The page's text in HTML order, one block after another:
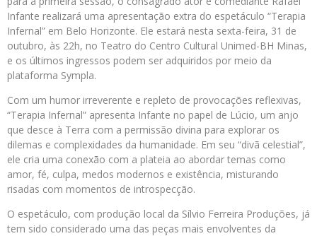
Infante realizará uma apresentação extra do espetáculo “Terapia
Infernal” em Belo Horizonte. Ele estará nesta sexta-feira, 31 de
outubro, às 22h, no Teatro do Centro Cultural Unimed-BH Minas,
e os últimos ingressos podem ser adquiridos por meio da
plataforma Sympla.
Com um humor irreverente e repleto de provocações reflexivas,
“Terapia Infernal” apresenta Infante no papel de Lúcio, um anjo
que desce à Terra com a permissão divina para explorar os
dilemas e complexidades da humanidade. Em seu “divã celestial”,
ele cria uma conexão com a plateia ao abordar temas como
amor, fé, culpa, medos modernos e existência, misturando
risadas com momentos de introspecção.
O espetáculo, com produção local da Sílvio Ferreira Produções, já
tem sido considerado uma das peças mais envolventes da